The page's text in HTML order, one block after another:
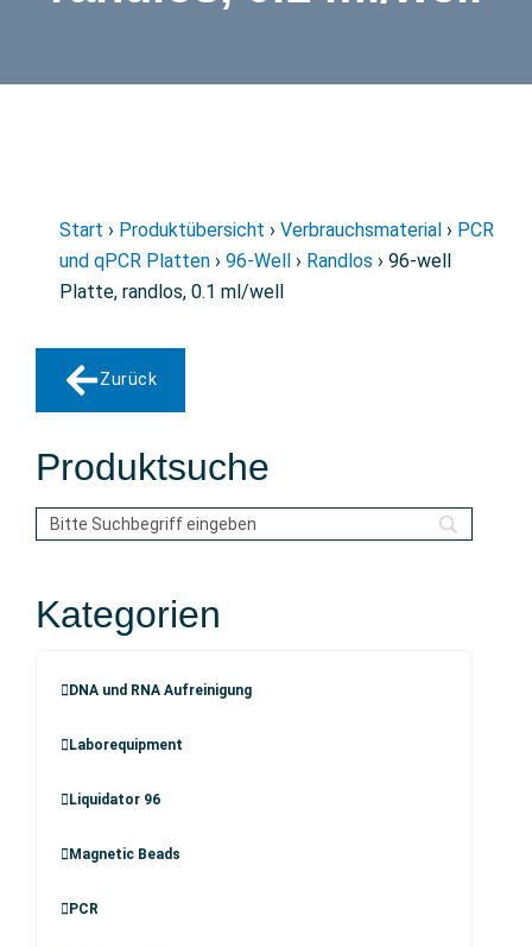
Start › Produktübersicht › Verbrauchsmaterial › PCR
und qPCR Platten › 96-Well › Randlos › 96-well
Platte, randlos, 0.1 ml/well
Zurück
Produktsuche
Kategorien
DNA und RNA Aufreinigung
Laborequipment
Liquidator 96
Magnetic Beads
PCR